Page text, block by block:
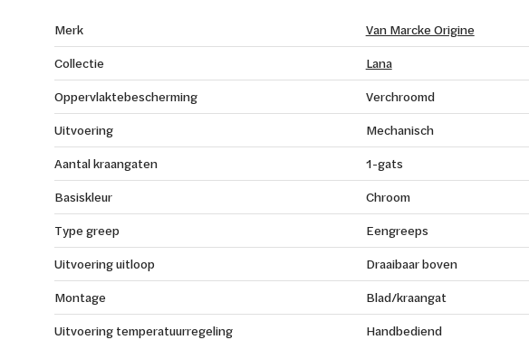
Merk
Van Marcke Origine
Collectie
Lana
Oppervlaktebescherming
Verchroomd
Uitvoering
Mechanisch
Aantal kraangaten
1-gats
Basiskleur
Chroom
Type greep
Eengreeps
Uitvoering uitloop
Draaibaar boven
Montage
Blad/kraangat
Uitvoering temperatuurregeling
Handbediend